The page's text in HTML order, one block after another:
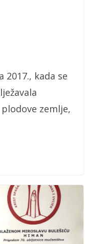
2017., kada se
zemlje,